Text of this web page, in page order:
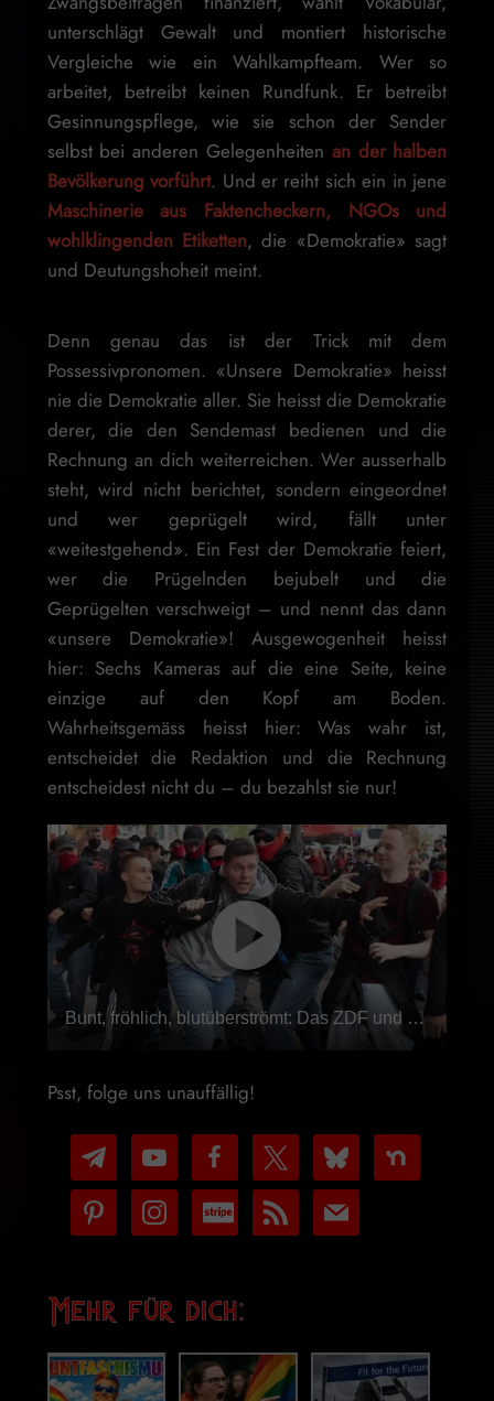
unterschlägt Gewalt und montiert historische
Vergleiche wie ein Wahlkampfteam. Wer so
arbeitet, betreibt keinen Rundfunk. Er betreibt
Gesinnungspflege, wie sie schon der Sender
selbst bei anderen Gelegenheiten an der halben
Bevölkerung vorführt. Und er reiht sich ein in jene
Maschinerie aus Faktencheckern, NGOs und
wohlklingenden Etiketten, die «Demokratie» sagt
und Deutungshoheit meint.
Denn genau das ist der Trick mit dem
Possessivpronomen. «Unsere Demokratie» heisst
nie die Demokratie aller. Sie heisst die Demokratie
derer, die den Sendemast bedienen und die
Rechnung an dich weiterreichen. Wer ausserhalb
steht, wird nicht berichtet, sondern eingeordnet
und wer geprügelt wird, fällt unter
«weitestgehend». Ein Fest der Demokratie feiert,
wer die Prügelnden bejubelt und die
Geprügelten verschweigt – und nennt das dann
«unsere Demokratie»! Ausgewogenheit heisst
hier: Sechs Kameras auf die eine Seite, keine
einzige auf den Kopf am Boden.
Wahrheitsgemäss heisst hier: Was wahr ist,
entscheidet die Redaktion und die Rechnung
entscheidest nicht du – du bezahlst sie nur!
Bunt, fröhlich, blutüberströmt: Das ZDF und sein Fest der Demokratie
Psst, folge uns unauffällig!
telegram
youtube-
play
facebook bluesky nextdoor
pinterest instagramcc-
stripe
rss mail
Mehr für dich: